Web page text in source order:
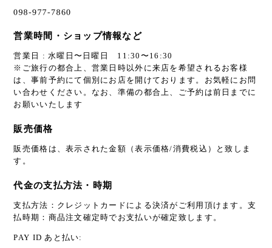
営業時間・ショップ情報など
営業日 : 水曜日〜日曜日 11:30〜16:30
※ご旅行の都合上、営業日時以外に来店を希望されるお客様
は、事前予約にて個別にお店を開けております。お気軽にお問
い合わせください。なお、準備の都合上、ご予約は前日までに
お願いいたします
販売価格
販売価格は、表示された金額（表示価格/消費税込）と致しま
す。
代金の支払方法・時期
支払方法：クレジットカードによる決済がご利用頂けます。支
払時期：商品注文確定時でお支払いが確定致します。
PAY ID あと払い: